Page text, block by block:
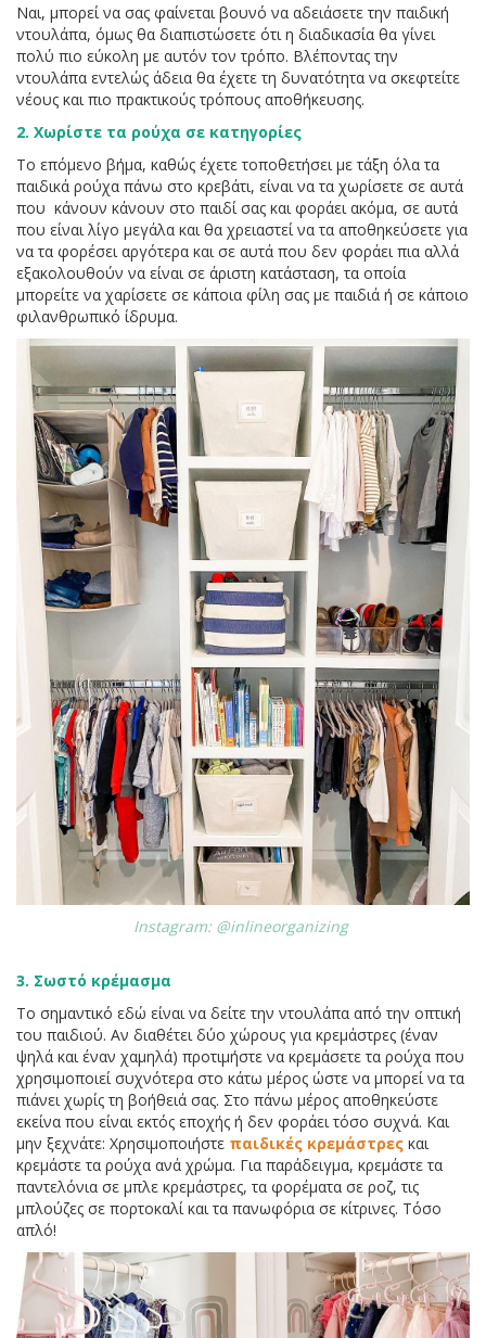
Ναι, μπορεί να σας φαίνεται βουνό να αδειάσετε την παιδική
ντουλάπα, όμως θα διαπιστώσετε ότι η διαδικασία θα γίνει
πολύ πιο εύκολη με αυτόν τον τρόπο. Βλέποντας την
ντουλάπα εντελώς άδεια θα έχετε τη δυνατότητα να σκεφτείτε
νέους και πιο πρακτικούς τρόπους αποθήκευσης.
2. Χωρίστε τα ρούχα σε κατηγορίες
Το επόμενο βήμα, καθώς έχετε τοποθετήσει με τάξη όλα τα
παιδικά ρούχα πάνω στο κρεβάτι, είναι να τα χωρίσετε σε αυτά
που κάνουν κάνουν στο παιδί σας και φοράει ακόμα, σε αυτά
που είναι λίγο μεγάλα και θα χρειαστεί να τα αποθηκεύσετε για
να τα φορέσει αργότερα και σε αυτά που δεν φοράει πια αλλά
εξακολουθούν να είναι σε άριστη κατάσταση, τα οποία
μπορείτε να χαρίσετε σε κάποια φίλη σας με παιδιά ή σε κάποιο
φιλανθρωπικό ίδρυμα.
Instagram: @inlineorganizing
3. Σωστό κρέμασμα
Το σημαντικό εδώ είναι να δείτε την ντουλάπα από την οπτική
του παιδιού. Αν διαθέτει δύο χώρους για κρεμάστρες (έναν
ψηλά και έναν χαμηλά) προτιμήστε να κρεμάσετε τα ρούχα που
χρησιμοποιεί συχνότερα στο κάτω μέρος ώστε να μπορεί να τα
πιάνει χωρίς τη βοήθειά σας. Στο πάνω μέρος αποθηκεύστε
εκείνα που είναι εκτός εποχής ή δεν φοράει τόσο συχνά. Και
μην ξεχνάτε: Χρησιμοποιήστε παιδικές κρεμάστρες και
κρεμάστε τα ρούχα ανά χρώμα. Για παράδειγμα, κρεμάστε τα
παντελόνια σε μπλε κρεμάστρες, τα φορέματα σε ροζ, τις
μπλούζες σε πορτοκαλί και τα πανωφόρια σε κίτρινες. Τόσο
απλό!